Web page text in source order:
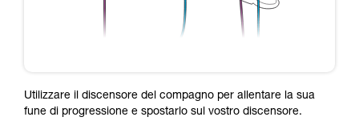
Utilizzare il discensore del compagno per allentare la sua
fune di progressione e spostarlo sul vostro discensore.